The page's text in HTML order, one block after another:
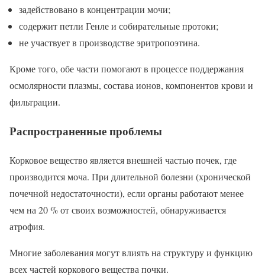
задействовано в концентрации мочи;
содержит петли Генле и собирательные протоки;
не участвует в производстве эритропоэтина.
Кроме того, обе части помогают в процессе поддержания
осмолярности плазмы, состава ионов, компонентов крови и
фильтрации.
Распространенные проблемы
Корковое вещество является внешней частью почек, где
производится моча. При длительной болезни (хронической
почечной недостаточности), если органы работают менее
чем на 20 % от своих возможностей, обнаруживается
атрофия.
Многие заболевания могут влиять на структуру и функцию
всех частей коркового вещества почки.